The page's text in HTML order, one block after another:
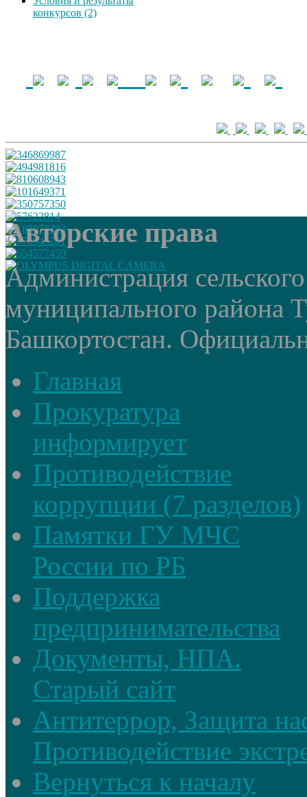
конкурсов (2)
Авторские права
Администрация
муниципального района
Башкортостан.
Главная
Прокуратура
информирует
Противодействие
коррупции (7 разделов)
Памятки ГУ МЧС
России по РБ
Поддержка
предпринимательства
Документы, НПА.
Старый сайт
Антитеррор, Защита
Противодействие
Вернуться к началу